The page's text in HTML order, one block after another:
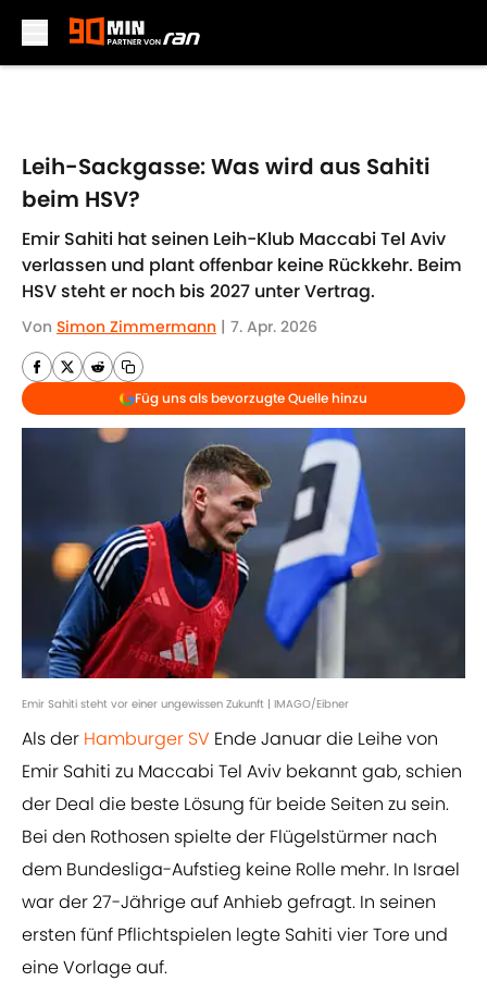
Leih-Sackgasse: Was wird aus Sahiti
beim HSV?
Emir Sahiti hat seinen Leih-Klub Maccabi Tel Aviv
verlassen und plant offenbar keine Rückkehr. Beim
HSV steht er noch bis 2027 unter Vertrag.
Von Simon Zimmermann | 7. Apr. 2026
Füg uns als bevorzugte Quelle hinzu
Emir Sahiti steht vor einer ungewissen Zukunft | IMAGO/Eibner
Als der Hamburger SV Ende Januar die Leihe von
Emir Sahiti zu Maccabi Tel Aviv bekannt gab, schien
der Deal die beste Lösung für beide Seiten zu sein.
Bei den Rothosen spielte der Flügelstürmer nach
dem Bundesliga-Aufstieg keine Rolle mehr. In Israel
war der 27-Jährige auf Anhieb gefragt. In seinen
ersten fünf Pflichtspielen legte Sahiti vier Tore und
eine Vorlage auf.